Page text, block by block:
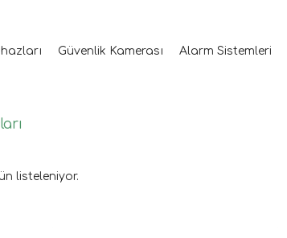
Güvenlik Kamerası Alarm Sistemleri
listeleniyor.